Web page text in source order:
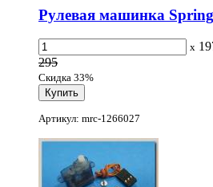
Рулевая машинка
x
295
Скидка 33%
Артикул: mrc-1266027